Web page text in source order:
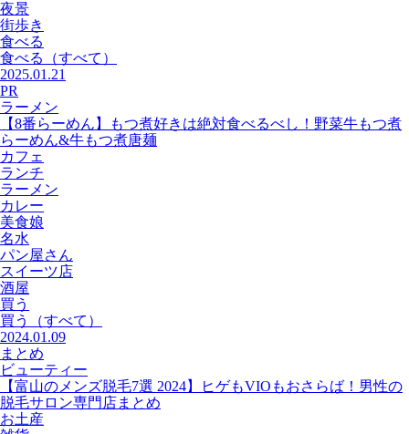
夜景
街歩き
食べる
食べる
（すべて）
2025.01.21
PR
ラーメン
【8番らーめん】もつ煮好きは絶対食べるべし！野菜牛もつ煮
らーめん&牛もつ煮唐麺
カフェ
ランチ
ラーメン
カレー
美食娘
名水
パン屋さん
スイーツ店
酒屋
買う
買う
（すべて）
2024.01.09
まとめ
ビューティー
【富山のメンズ脱毛7選 2024】ヒゲもVIOもおさらば！男性の
脱毛サロン専門店まとめ
お土産